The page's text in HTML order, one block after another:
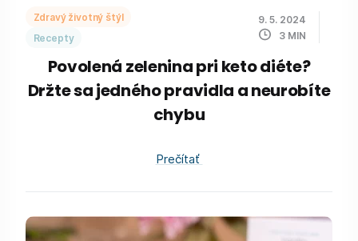
Zdravý životný štýl
Recepty
9. 5. 2024
3 MIN
Povolená zelenina pri keto diéte?
Držte sa jedného pravidla a neurobíte
chybu
Prečítať